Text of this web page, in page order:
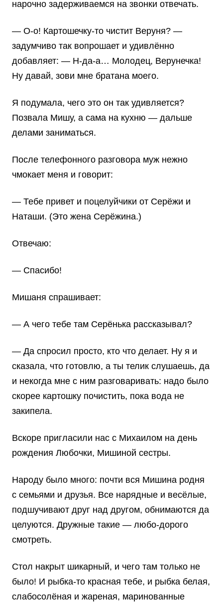
нарочно задерживаемся на звонки отвечать.
— О-о! Картошечку-то чистит Веруня? —
задумчиво так вопрошает и удивлённо
добавляет: — Н-да-а… Молодец, Верунечка!
Ну давай, зови мне братана моего.
Я подумала, чего это он так удивляется?
Позвала Мишу, а сама на кухню — дальше
делами заниматься.
После телефонного разговора муж нежно
чмокает меня и говорит:
— Тебе привет и поцелуйчики от Серёжи и
Наташи. (Это жена Серёжина.)
Отвечаю:
— Спасибо!
Мишаня спрашивает:
— А чего тебе там Серёнька рассказывал?
— Да спросил просто, кто что делает. Ну я и
сказала, что готовлю, а ты телик слушаешь, да
и некогда мне с ним разговаривать: надо было
скорее картошку почистить, пока вода не
закипела.
Вскоре пригласили нас с Михаилом на день
рождения Любочки, Мишиной сестры.
Народу было много: почти вся Мишина родня
с семьями и друзья. Все нарядные и весёлые,
подшучивают друг над другом, обнимаются да
целуются. Дружные такие — любо-дорого
смотреть.
Стол накрыт шикарный, и чего там только не
было! И рыбка-то красная тебе, и рыбка белая,
слабосолёная и жареная, маринованные